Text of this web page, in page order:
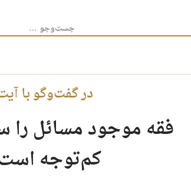
جست‌وجو برای:
در گفت‌وگو با
فقه موجود مسائل را
کم‌توجه